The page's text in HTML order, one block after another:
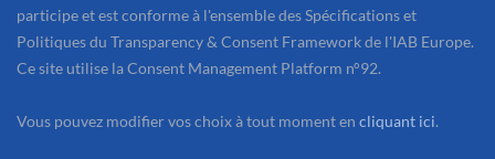
participe et est conforme à l'ensemble des Spécifications et
Politiques du Transparency & Consent Framework de l'IAB Europe.
Ce site utilise la Consent Management Platform n°92.
Vous pouvez modifier vos choix à tout moment en cliquant ici.